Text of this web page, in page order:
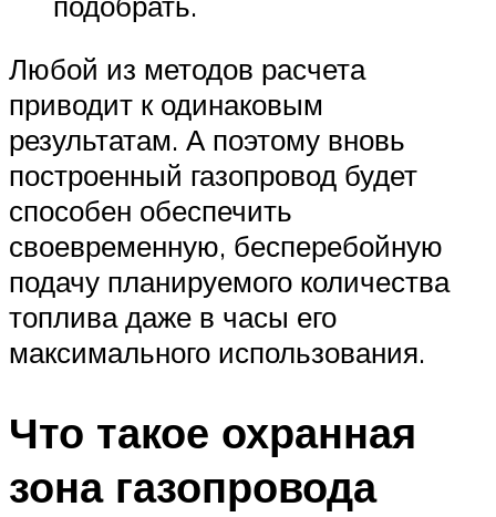
Любой из методов расчета
приводит к одинаковым
результатам. А поэтому вновь
построенный газопровод будет
способен обеспечить
своевременную, бесперебойную
подачу планируемого количества
топлива даже в часы его
максимального использования.
Что такое охранная
зона газопровода